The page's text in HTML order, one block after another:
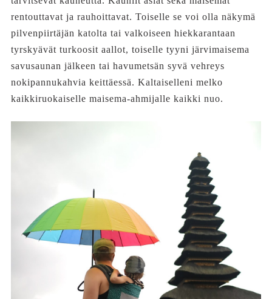
rentouttavat ja rauhoittavat. Toiselle se voi olla näkymä
pilvenpiirtäjän katolta tai valkoiseen hiekkarantaan
tyrskyävät turkoosit aallot, toiselle tyyni järvimaisema
savusaunan jälkeen tai havumetsän syvä vehreys
nokipannukahvia keittäessä. Kaltaiselleni melko
kaikkiruokaiselle maisema-ahmijalle kaikki nuo.